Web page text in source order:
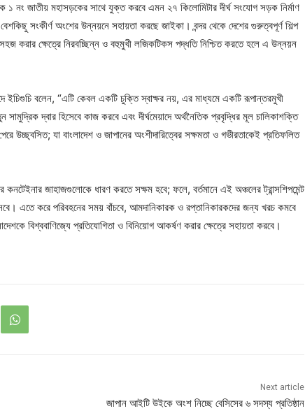
১ নং জাতীয় মহাসড়কের সাথে যুক্ত করবে এমন ২৭ কিলোমিটার দীর্ঘ সংযোগ সড়ক নির্মাণ
সংকীর্ণ অংশের উন্নয়নে সহায়তা করছে জাইকা। বন্দর থেকে দেশের গুরুত্বপূর্ণ শিল্প
করার ক্ষেত্রে নিরবচ্ছিন্ন ও বহুমুখী লজিকটিকস পদ্ধতি নিশ্চিত করতে হলে এ উন্নয়ন
ইচিগুচি বলেন, “এটি কেবল একটি চুক্তি স্বাক্ষর নয়, এর মাধ্যমে একটি রূপান্তরমুখী
সামুদ্রিক দ্বার হিসেবে কাজ করবে এবং দীর্ঘমেয়াদে অর্থনৈতিক প্রবৃদ্ধির মূল চালিকাশক্তি
উচ্ছ্বসিত; যা বাংলাদেশ ও জাপানের অংশীদারিত্বের সক্ষমতা ও গভীরতাকেই প্রতিফলিত
কনটেইনার জাহাজগুলোকে ধারণ করতে সক্ষম হবে; ফলে, বর্তমানে এই অঞ্চলের ট্রান্সশিপমেন্ট
এতে করে পরিবহনের সময় বাঁচবে, আমদানিকারক ও রপ্তানিকারকদের জন্য খরচ কমবে
বিশ্ববাণিজ্যে প্রতিযোগিতা ও বিনিয়োগ আকর্ষণ করার ক্ষেত্রে সহায়তা করবে।
Next article
জাপান আইটি উইকে অংশ নিচ্ছে বেসিসের ৬ সদস্য প্রতিষ্ঠান